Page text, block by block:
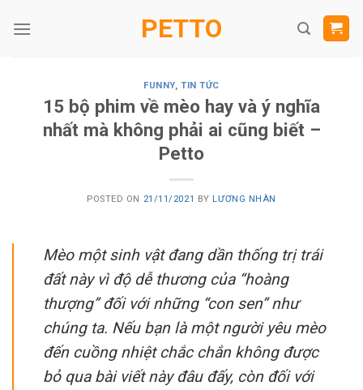
PETTO
FUNNY, TIN TỨC
15 bộ phim về mèo hay và ý nghĩa
nhất mà không phải ai cũng biết –
Petto
POSTED ON 21/11/2021 BY LƯƠNG NHÀN
Mèo một sinh vật đang dần thống trị trái
đất này vì độ dễ thương của “hoàng
thượng” đối với những “con sen” như
chúng ta. Nếu bạn là một người yêu mèo
đến cuồng nhiệt chắc chắn không được
bỏ qua bài viết này đâu đấy, còn đối với